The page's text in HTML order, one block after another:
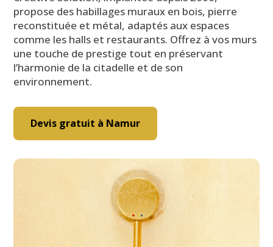
propose des habillages muraux en bois, pierre
reconstituée et métal, adaptés aux espaces
comme les halls et restaurants. Offrez à vos murs
une touche de prestige tout en préservant
l’harmonie de la citadelle et de son
environnement.
Devis gratuit à Namur